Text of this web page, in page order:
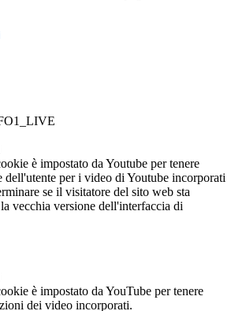
è impostato da Youtube per tenere
dell'utente per i video di Youtube incorporati
se il visitatore del sito web sta
vecchia versione dell'interfaccia di
è impostato da YouTube per tenere
dei video incorporati.